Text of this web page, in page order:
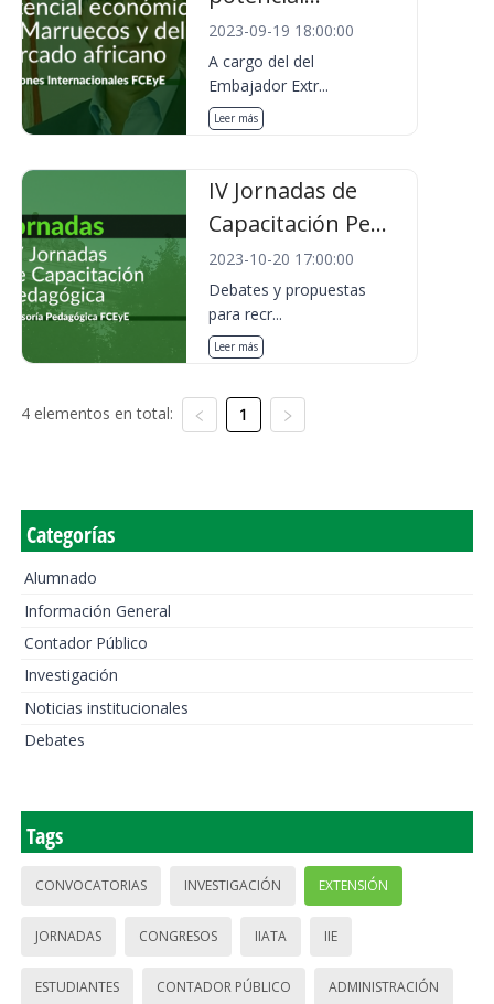
2023-09-19 18:00:00
A cargo del del
Embajador Extr...
Leer más
IV Jornadas de
Capacitación Pe...
2023-10-20 17:00:00
Debates y propuestas
para recr...
Leer más
4 elementos en total: 1
Categorías
Alumnado
Información General
Contador Público
Investigación
Noticias institucionales
Debates
Tags
CONVOCATORIAS INVESTIGACIÓN EXTENSIÓN
JORNADAS CONGRESOS IIATA IIE
ESTUDIANTES CONTADOR PÚBLICO ADMINISTRACIÓN